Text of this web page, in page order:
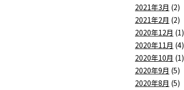
2021年3月 (2)
2021年2月 (2)
2020年12月 (1)
2020年11月 (4)
2020年10月 (1)
2020年9月 (5)
2020年8月 (5)